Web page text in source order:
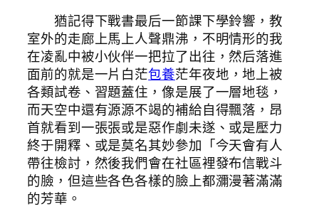
猶記得下戰書最后一節課下學鈴響，教
室外的走廊上馬上人聲鼎沸，不明情形的我
在凌亂中被小伙伴一把拉了出往，然后落進
面前的就是一片白茫包養茫年夜地，地上被
各類試卷、習題蓋住，像是展了一層地毯，
而天空中還有源源不竭的補給自得飄落，昂
首就看到一張張或是惡作劇未遂、或是壓力
終于開釋、或是莫名其妙參加「今天會有人
帶往檢討，然後我們會在社區裡發布信戰斗
的臉，但這些各色各樣的臉上都瀰漫著滿滿
的芳華。